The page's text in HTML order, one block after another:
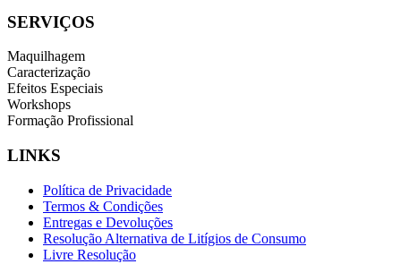
SERVIÇOS
Maquilhagem
Caracterização
Efeitos Especiais
Workshops
Formação Profissional
LINKS
Política de Privacidade
Termos & Condições
Entregas e Devoluções
Resolução Alternativa de Litígios de Consumo
Livre Resolução